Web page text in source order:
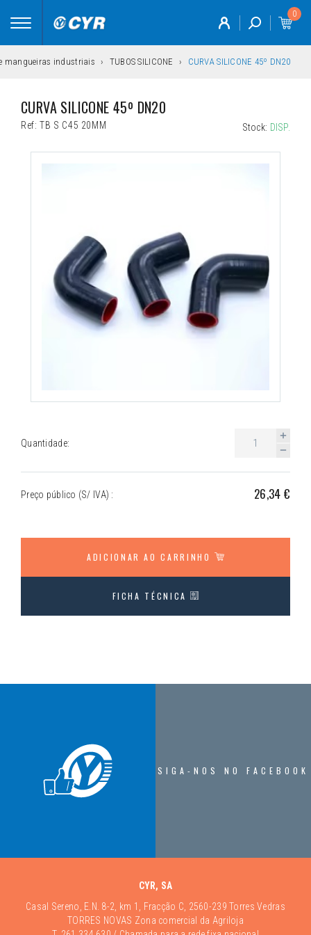
Toggle
0
mangueiras industriais TUBOS SILICONE CURVA SILICONE 45º DN20
CURVA SILICONE 45º DN20
Ref: TB S C45 20MM Stock: DISP.
Quantidade:
Preço público (S/ IVA) : 26,34 €
ADICIONAR AO CARRINHO
FICHA TÉCNICA
SIGA-NOS NO FACEBOOK
CYR, SA
Casal Sereno, E.N. 8-2, km 1, Fracção C, 2560-239 Torres Vedras
TORRES NOVAS Zona comercial da Agriloja